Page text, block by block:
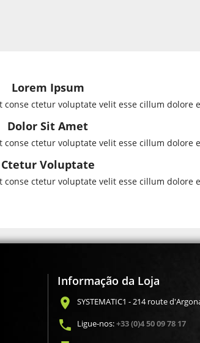
Lorem Ipsum
conse ctetur voluptate velit esse cillum dolore
Dolor Sit Amet
conse ctetur voluptate velit esse cillum dolore
Ctetur Voluptate
conse ctetur voluptate velit esse cillum dolore
Informação da Loja
location_on SYSTEMATIC1 - 214 route
local_phone Ligue-nos:+33 (0)4 50 09 78 17